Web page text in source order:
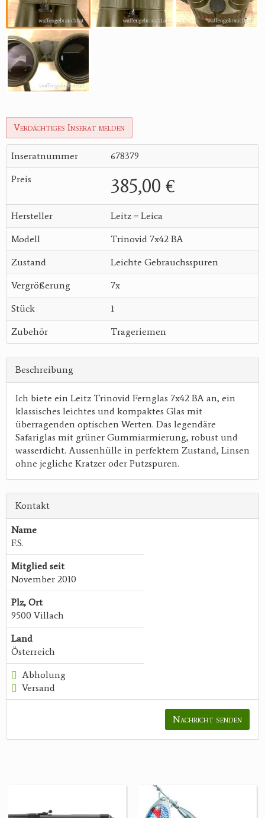
Verdächtiges Inserat melden
Inseratnummer 678379
Preis 385,00 €
Hersteller Leitz = Leica
Modell Trinovid 7x42 BA
Zustand Leichte Gebrauchsspuren
Vergrößerung 7x
Stück 1
Zubehör Trageriemen
Beschreibung
Ich biete ein Leitz Trinovid Fernglas 7x42 BA an, ein
klassisches leichtes und kompaktes Glas mit
überragenden optischen Werten. Das legendäre
Safariglas mit grüner Gummiarmierung, robust und
wasserdicht. Aussenhülle in perfektem Zustand, Linsen
ohne jegliche Kratzer oder Putzspuren.
Kontakt
Name
F.S.
Mitglied seit
November 2010
Plz, Ort
9500 Villach
Land
Österreich
Abholung
Versand
Nachricht senden